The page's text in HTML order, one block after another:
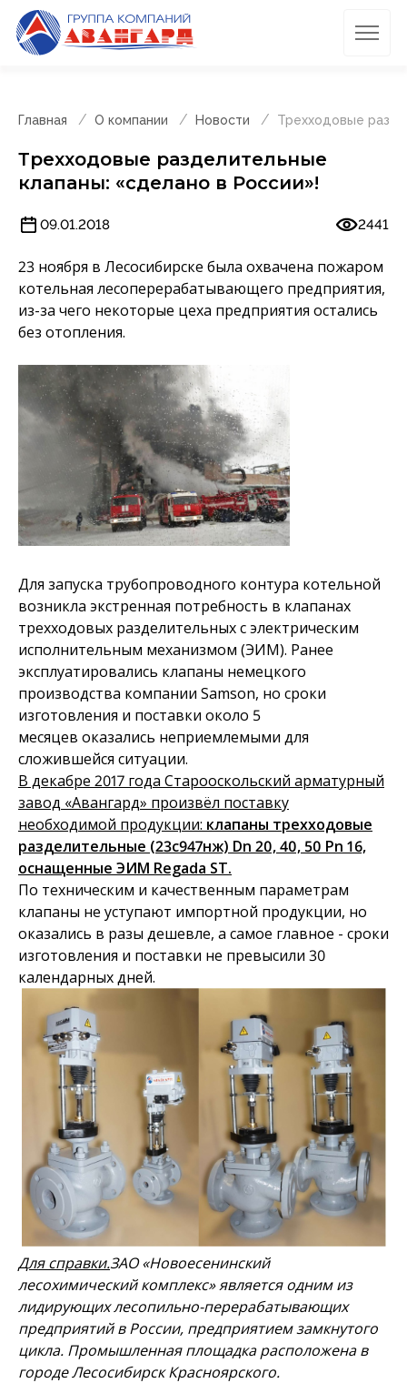
Главная О компании Новости Трехходовые
Трехходовые разделительные
клапаны: «сделано в России»!
09.01.2018 2441
23 ноября в Лесосибирске была охвачена пожаром
котельная лесоперерабатывающего предприятия,
из-за чего некоторые цеха предприятия остались
без отопления.
Для запуска трубопроводного контура котельной
возникла экстренная потребность в клапанах
трехходовых разделительных с электрическим
исполнительным механизмом (ЭИМ). Ранее
эксплуатировались клапаны немецкого
производства компании Samson, но сроки
изготовления и поставки около 5
месяцев оказались неприемлемыми для
сложившейся ситуации.
В декабре 2017 года Старооскольский арматурный
завод «Авангард» произвёл поставку
необходимой продукции: клапаны трехходовые
разделительные (23с947нж) Dn 20, 40, 50 Pn 16,
оснащенные ЭИМ Regada ST.
По техническим и качественным параметрам
клапаны не уступают импортной продукции, но
оказались в разы дешевле, а самое главное - сроки
изготовления и поставки не превысили 30
календарных дней.
Для справки.ЗАО «Новоесенинский
лесохимический комплекс» является одним из
лидирующих лесопильно-перерабатывающих
предприятий в России, предприятием замкнутого
цикла. Промышленная площадка расположена в
городе Лесосибирск Красноярского.